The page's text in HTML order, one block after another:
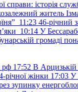
справи: історія
житель
11:23 46-річний
10:14 У
громаді
рф 17:52 В Арцизькій
річної жінки 17:03 У
зупинку